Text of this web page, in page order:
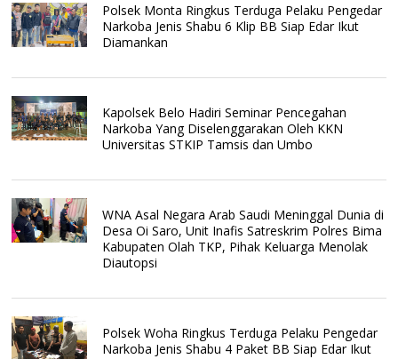
Polsek Monta Ringkus Terduga Pelaku Pengedar
Narkoba Jenis Shabu 6 Klip BB Siap Edar Ikut
Diamankan
Kapolsek Belo Hadiri Seminar Pencegahan
Narkoba Yang Diselenggarakan Oleh KKN
Universitas STKIP Tamsis dan Umbo
WNA Asal Negara Arab Saudi Meninggal Dunia di
Desa Oi Saro, Unit Inafis Satreskrim Polres Bima
Kabupaten Olah TKP, Pihak Keluarga Menolak
Diautopsi
Polsek Woha Ringkus Terduga Pelaku Pengedar
Narkoba Jenis Shabu 4 Paket BB Siap Edar Ikut